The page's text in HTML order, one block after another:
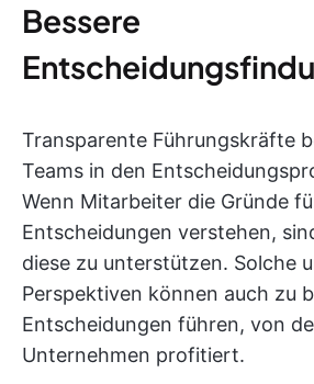
Bessere
Transparente Führungskräfte
Teams in den
Wenn Mitarbeiter die Gründe
Entscheidungen verstehen,
diese zu unterstützen. Solche
Perspektiven können auch zu
Entscheidungen führen, von
Unternehmen profitiert.